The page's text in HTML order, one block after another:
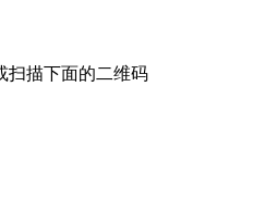
扫描下面的二维码